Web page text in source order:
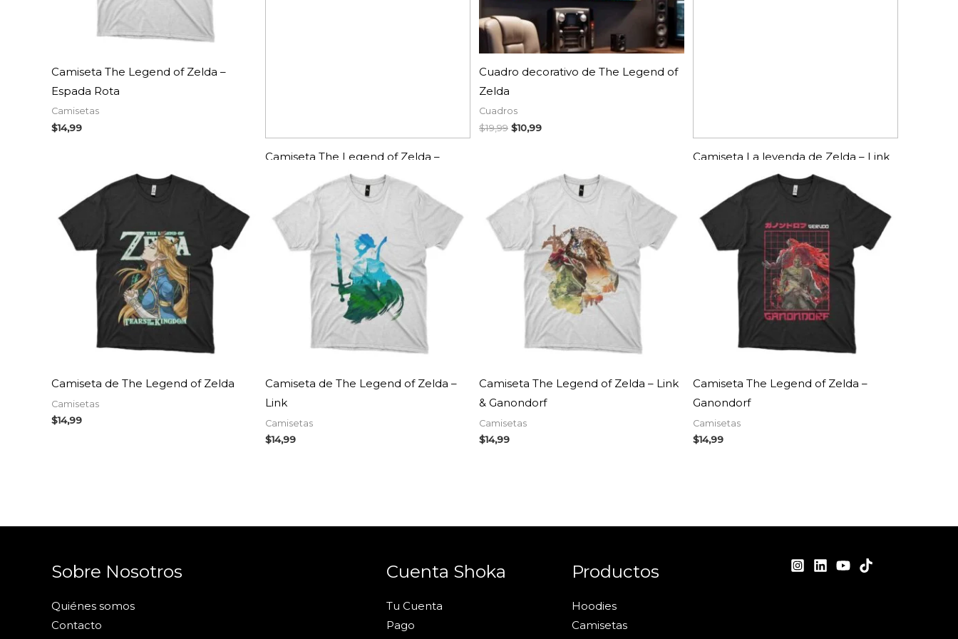
Camiseta The Legend of Zelda –
Espada Rota
Camisetas
$14,99
Camiseta The Legend of Zelda –
Máscara Majora
Camisetas
14,99
AGOTADO
Cuadro decorativo de The Legend of
Zelda
Cuadros
$19,99 $10,99
Camiseta La leyenda de Zelda – Link
Camisetas
14,99
Camiseta de The Legend of Zelda
Camisetas
$14,99
Camiseta de The Legend of Zelda –
Link
Camisetas
$14,99
Camiseta The Legend of Zelda – Link
& Ganondorf
Camisetas
$14,99
Camiseta The Legend of Zelda –
Ganondorf
Camisetas
$14,99
Sobre Nosotros
Quiénes somos
Contacto
Cuenta Shoka
Tu Cuenta
Pago
Productos
Hoodies
Camisetas